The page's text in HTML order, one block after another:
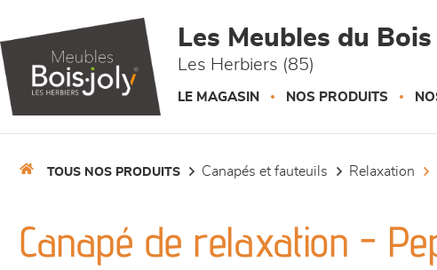
Les Meubles du Bois
Les Herbiers (85)
LE MAGASIN NOS PRODUITS
TOUS NOS PRODUITS canapés et fauteuils relaxation
Canapé de relaxation -